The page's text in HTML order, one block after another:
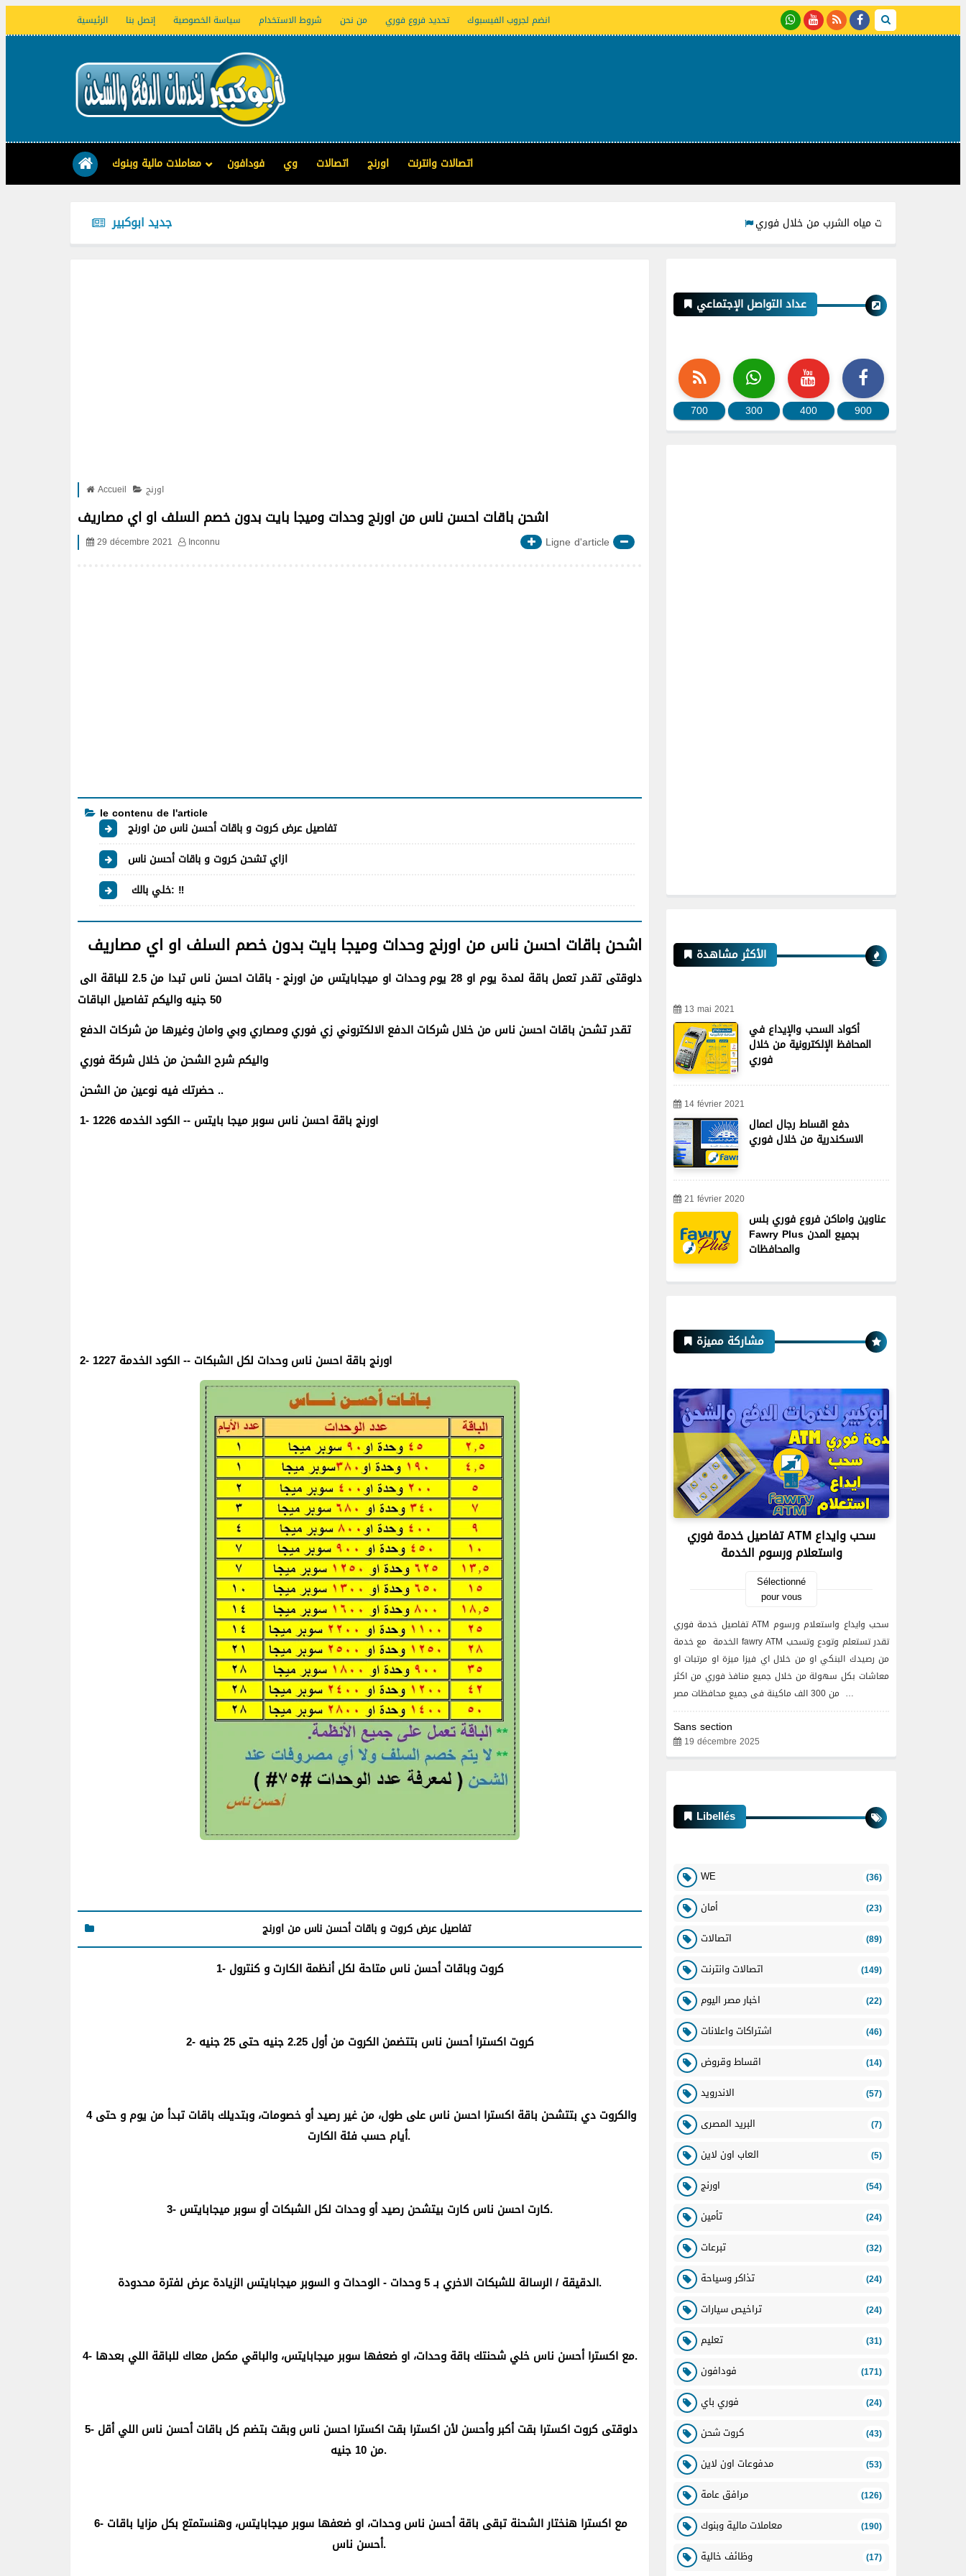
الرئيسية إتصل بنا سياسة الخصوصية شروط الاستخدام من نحن تحديد فروع فوري انضم لجروب الفيسبوك
معاملات مالية وبنوك فودافون وي اتصالات اورنج اتصالات وانترنت
جديد ابوكبير أكواد شحن ودفع فواتير شركات مياه الشرب من خلال فوري
Accueil اورنج
اشحن باقات احسن ناس من اورنج وحدات وميجا بايت بدون خصم السلف او اي مصاريف
29 décembre 2021 Inconnu Ligne d'article
le contenu de l'article
تفاصيل عرض كروت و باقات أحسن ناس من اورنج
ازاي تشحن كروت و باقات أحسن ناس
خلي بالك: ‼️
اشحن باقات احسن ناس من اورنج وحدات وميجا بايت بدون خصم السلف او اي مصاريف
دلوقتى تقدر تعمل باقة لمدة يوم او 28 يوم وحدات او ميجابايتس من اورنج - باقات احسن ناس تبدا من 2.5 للباقة الى
50 جنيه واليكم تفاصيل الباقات
تقدر تشحن باقات احسن ناس من خلال شركات الدفع الالكتروني زي فوري ومصاري وبي وامان وغيرها من شركات الدفع
حضرتك فيه نوعين من الشحن ..
1- اورنج باقة احسن ناس سوبر ميجا بايتس -- الكود الخدمه 1226
2- اورنج باقة احسن ناس وحدات لكل الشبكات -- الكود الخدمة 1227
تفاصيل عرض كروت و باقات أحسن ناس من اورنج
1- كروت وباقات أحسن ناس متاحة لكل أنظمة الكارت و كنترول
2- كروت اكسترا أحسن ناس بتتضمن الكروت من أول 2.25 جنيه حتى 25 جنيه
والكروت دي بتتشحن باقة اكسترا احسن ناس على طول، من غير رصيد أو خصومات، وبتديلك باقات تبدأ من يوم و حتى 4
أيام حسب فئة الكارت.
3- كارت احسن ناس كارت بيتشحن رصيد أو وحدات لكل الشبكات أو سوبر ميجابايتس.
الدقيقة / الرسالة للشبكات الاخري بـ 5 وحدات - الوحدات و السوبر ميجابايتس الزيادة عرض لفترة محدودة.
4- مع اكسترا أحسن ناس خلي شحنتك باقة وحدات، او ضعفها سوبر ميجابايتس، والباقي مكمل معاك للباقة اللي بعدها.
5- دلوقتى كروت اكسترا بقت أكبر وأحسن لأن اكسترا بقت اكسترا احسن ناس وبقت بتضم كل باقات أحسن ناس اللي أقل
من 10 جنيه.
6- مع اكسترا هنختار الشحنة تبقى باقة أحسن ناس وحدات، او ضعفها سوبر ميجابايتس، وهنستمتع بكل مزايا باقات
أحسن ناس.
عداد التواصل الإجتماعي
700 300 400 900
الأكثر مشاهدة
13 mai 2021
أكواد السحب والإيداع في
المحافظ الإلكترونية من خلال
فوري
14 février 2021
دفع اقساط رجال اعمال
الاسكندرية من خلال فوري
21 février 2020
عناوين واماكن فروع فوري بلس
Fawry Plus بجميع المدن
والمحافظات
مشاركة مميزة
تفاصيل خدمة فوري ATM سحب وايداع
واستعلام ورسوم الخدمة
Sélectionné
pour vous
تفاصيل خدمة فوري ATM سحب وايداع واستعلام ورسوم
الخدمة مع خدمة fawry ATM تقدر تستعلم وتودع وتسحب
من رصيدك البنكي او من خلال اي فيزا ميزة او مرتبات او
معاشات بكل سهولة من خلال جميع منافذ فوري من اكثر
من 300 الف ماكينة فى جميع محافظات مصر …
Sans section
19 décembre 2025
Libellés
WE (36)
أمان (23)
اتصالات (89)
اتصالات وانترنت (149)
اخبار مصر اليوم (22)
اشتراكات واعلانات (46)
اقساط وقروض (14)
الاندرويد (57)
البريد المصرى (7)
العاب اون لاين (5)
اورنج (54)
تأمين (24)
تبرعات (32)
تذاكر وسياحة (24)
تراخيص سيارات (24)
تعليم (31)
فودافون (171)
فوري باي (24)
كروت شحن (43)
مدفوعات اون لاين (53)
مرافق عامة (126)
معاملات مالية وبنوك (190)
وظائف خالية (17)